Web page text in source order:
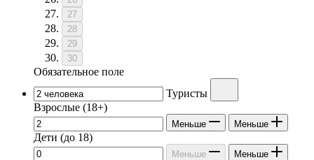
27
28
29
30
Обязательное поле
Туристы
Взрослые (18+)
Меньше Меньше
Дети (до 18)
Меньше Меньше